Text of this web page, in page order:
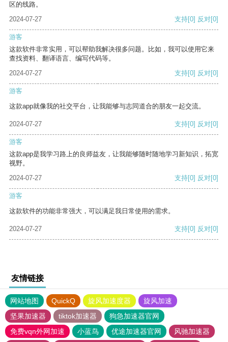
区的线路。
2024-07-27
支持[0] 反对[0]
游客
这款软件非常实用，可以帮助我解决很多问题。比如，我可以使用它来
查找资料、翻译语言、编写代码等。
2024-07-27
支持[0] 反对[0]
游客
这款app就像我的社交平台，让我能够与志同道合的朋友一起交流。
2024-07-27 支持[0] 反对[0]
游客
这款app是我学习路上的良师益友，让我能够随时随地学习新知识，拓宽
视野。
2024-07-27
支持[0] 反对[0]
游客
这款软件的功能非常强大，可以满足我日常使用的需求。
2024-07-27 支持[0] 反对[0]
友情链接
网站地图 QuickQ 旋风加速度器
旋风加速
坚果加速器
tiktok加速器
狗急加速器官网
免费vqn外网加速
小蓝鸟 优途加速器官网
风驰加速器